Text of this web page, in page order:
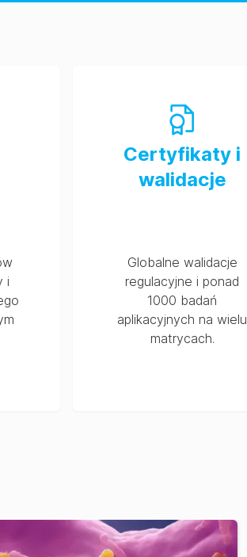
i
Certyfikaty i
walidacje
Globalne walidacje
regulacyjne i ponad
1000 badań
aplikacyjnych na wielu
matrycach.